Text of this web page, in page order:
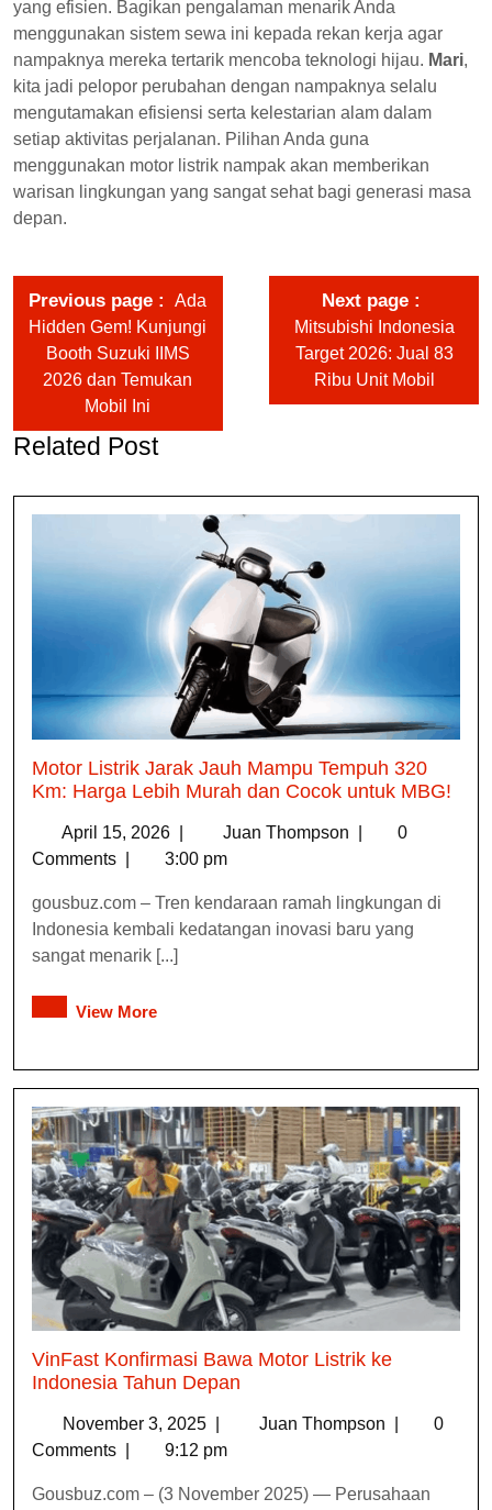
yang efisien. Bagikan pengalaman menarik Anda
menggunakan sistem sewa ini kepada rekan kerja agar
nampaknya mereka tertarik mencoba teknologi hijau. Mari,
kita jadi pelopor perubahan dengan nampaknya selalu
mengutamakan efisiensi serta kelestarian alam dalam
setiap aktivitas perjalanan. Pilihan Anda guna
menggunakan motor listrik nampak akan memberikan
warisan lingkungan yang sangat sehat bagi generasi masa
depan.
Previous page
Ada
Hidden Gem! Kunjungi
Booth Suzuki IIMS
2026 dan Temukan
Mobil Ini
Next page
Mitsubishi Indonesia
Target 2026: Jual 83
Ribu Unit Mobil
Related Post
Motor Listrik Jarak Jauh Mampu Tempuh 320
Km: Harga Lebih Murah dan Cocok untuk MBG!
April 15, 2026 Juan Thompson
0
Comments
3:00 pm
gousbuz.com – Tren kendaraan ramah lingkungan di
Indonesia kembali kedatangan inovasi baru yang
sangat menarik [...]
View More
VinFast Konfirmasi Bawa Motor Listrik ke
Indonesia Tahun Depan
November 3, 2025 Juan Thompson
0
Comments
9:12 pm
Gousbuz.com – (3 November 2025) — Perusahaan